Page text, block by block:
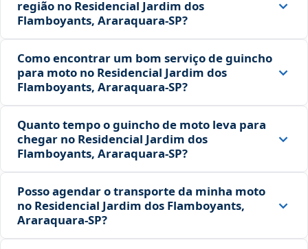
região no Residencial Jardim dos
Flamboyants, Araraquara‑SP?
Como encontrar um bom serviço de guincho
para moto no Residencial Jardim dos
Flamboyants, Araraquara‑SP?
Quanto tempo o guincho de moto leva para
chegar no Residencial Jardim dos
Flamboyants, Araraquara‑SP?
Posso agendar o transporte da minha moto
no Residencial Jardim dos Flamboyants,
Araraquara‑SP?